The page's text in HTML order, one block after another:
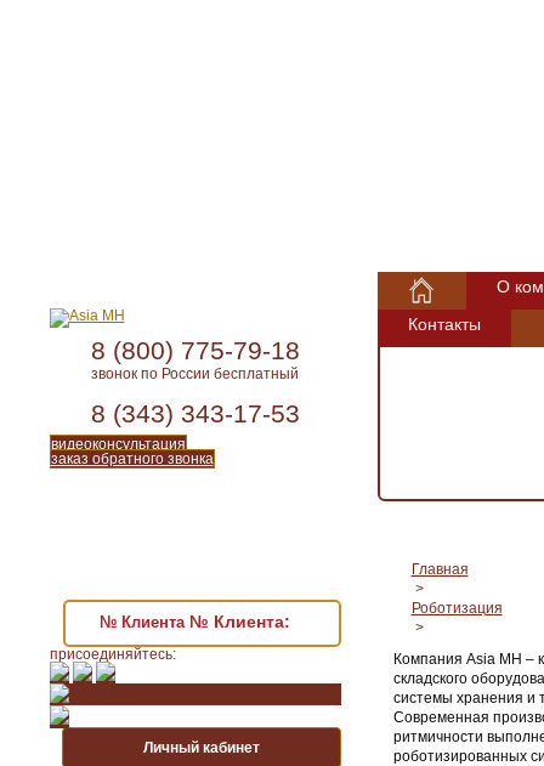
8 (800) 775-79-18
звонок по России бесплатный
8 (343) 343-17-53
видеоконсультация
заказ обратного звонка
№ Клиента № Клиента:
присоединяйтесь:
Личный кабинет
О
Контакты
Главная
>
Роботизация
>
Компания Asia MH –
складского
системы хранения и
Современная
ритмичности
роботизированных